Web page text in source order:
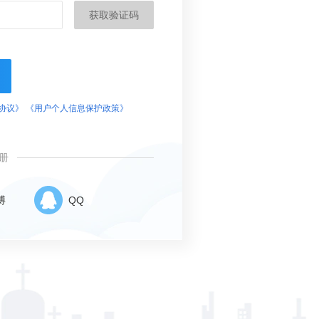
获取验证码
议》 《用户个人信息保护政策》
QQ